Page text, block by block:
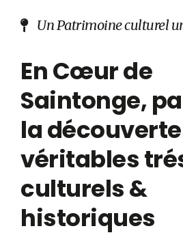
Un Patrimoine culturel
En Cœur de
Saintonge,
la
véritables
culturels &
historiques